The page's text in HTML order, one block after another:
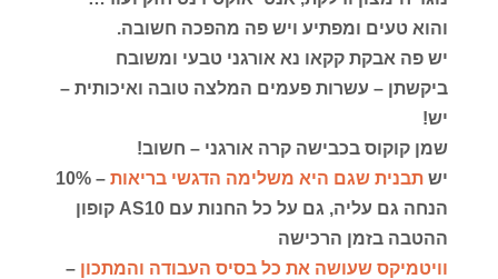
והוא טעים ומפתיע ויש פה מהפכה חשובה.
יש פה אבקת קקאו נא אורגני טבעי ומשובח
ביקשתן – עשרות פעמים המלצה טובה ואיכותית –
יש!
שמן קוקוס בכבישה קרה אורגני – חשוב!
יש תבנית שגם היא משלימה הדגשי בריאות
– 10%
הנחה גם עליה, גם על כל החנות עם AS10 קופון
ההטבה בזמן הרכישה
וויטמיקס שעושה את כל בסיס העבודה והמתכון –